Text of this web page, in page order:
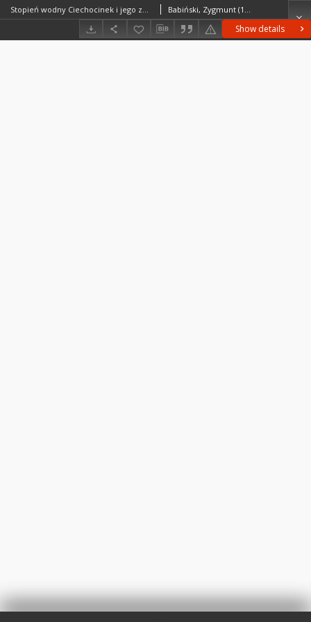
Show details
Stopień wodny Ciechocinek i jego zbiornik Nieszawa - prognoza zmian środowiska geograficznego = Ciechocinek dam and its Nieszawa reservoir - forecast of geographical environment changes Denudacja chemiczna w zlewni Rudy = Chemical denudation within the drainage basin of the Ruda river Babiński, Zygmunt (1948– )Gierszewski, Piotr